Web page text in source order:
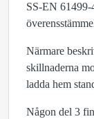
SS-EN 61499-
Närmare
skillnaderna
ladda hem
Någon del 3